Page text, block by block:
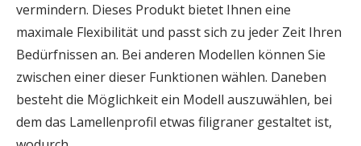
vermindern. Dieses Produkt bietet Ihnen eine
maximale Flexibilität und passt sich zu jeder Zeit Ihren
Bedürfnissen an. Bei anderen Modellen können Sie
zwischen einer dieser Funktionen wählen. Daneben
besteht die Möglichkeit ein Modell auszuwählen, bei
dem das Lamellenprofil etwas filigraner gestaltet ist,